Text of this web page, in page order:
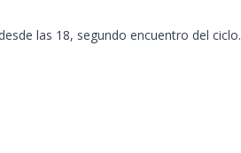
las 18, segundo encuentro del ciclo.